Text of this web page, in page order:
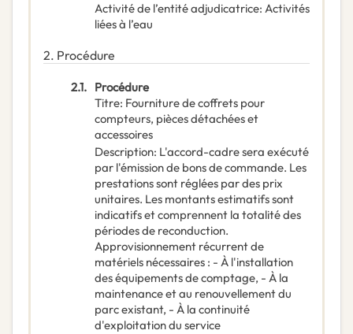
Activité de l’entité adjudicatrice: Activités
liées à l’eau
2. Procédure
2.1. Procédure
Titre: Fourniture de coffrets pour
compteurs, pièces détachées et
accessoires
Description: L'accord-cadre sera exécuté
par l'émission de bons de commande. Les
prestations sont réglées par des prix
unitaires. Les montants estimatifs sont
indicatifs et comprennent la totalité des
périodes de reconduction.
Approvisionnement récurrent de
matériels nécessaires : - À l'installation
des équipements de comptage, - À la
maintenance et au renouvellement du
parc existant, - À la continuité
d'exploitation du service